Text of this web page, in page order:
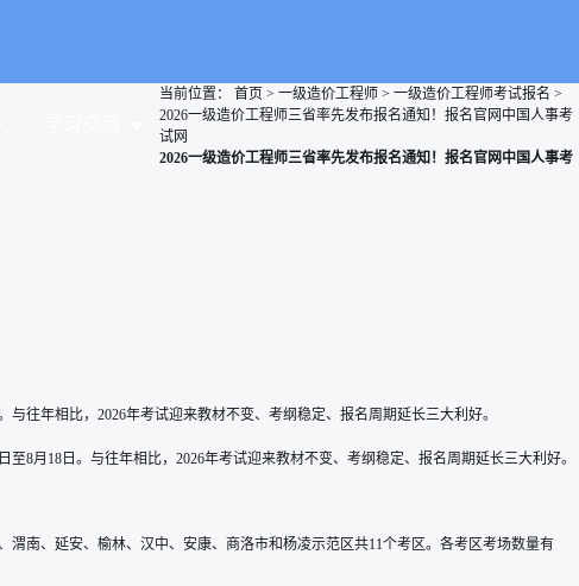
当前位置： 首页 > 一级造价工程师 > 一级造价工程师考试报名 >
2026一级造价工程师三省率先发布报名通知！报名官网中国人事考
试网
2026一级造价工程师三省率先发布报名通知！报名官网中国人事考
往年相比，2026年考试迎来教材不变、考纲稳定、报名周期延长三大利好。
8月18日。与往年相比，2026年考试迎来教材不变、考纲稳定、报名周期延长三大利好。
渭南、延安、榆林、汉中、安康、商洛市和杨凌示范区共11个考区。各考区考场数量有